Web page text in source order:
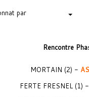
par
Rencontre
MORTAIN (2) -
FERTE FRESNEL (1)